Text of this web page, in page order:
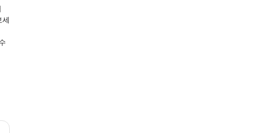
18세 미만의 어린이는 요금을 지불한 성인과 동반해야 합니다. - eBike (전기 자전거